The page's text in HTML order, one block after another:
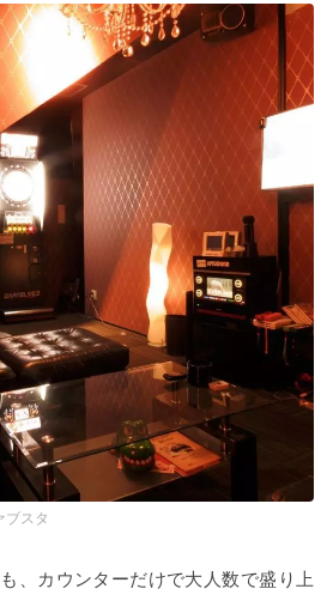
ブスタ
、カウンターだけで大人数で盛り上